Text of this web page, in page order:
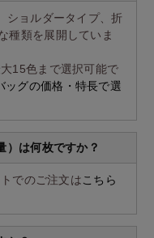
ショルダータイプ、折
種類を展開していま
15色まで選択可能で
ッグの価格・特長で選
）は何枚ですか？
でのご注文は こちら